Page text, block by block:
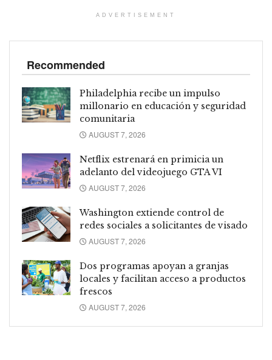
ADVERTISEMENT
Recommended
Philadelphia recibe un impulso
millonario en educación y seguridad
comunitaria
AUGUST 7, 2026
Netflix estrenará en primicia un
adelanto del videojuego GTA VI
AUGUST 7, 2026
Washington extiende control de
redes sociales a solicitantes de visado
AUGUST 7, 2026
Dos programas apoyan a granjas
locales y facilitan acceso a productos
frescos
AUGUST 7, 2026